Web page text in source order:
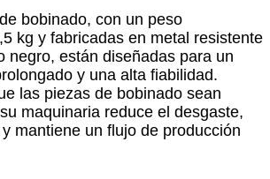
bobinado, con un peso
kg y fabricadas en metal resistente
negro, están diseñadas para un
y una alta fiabilidad.
las piezas de bobinado sean
maquinaria reduce el desgaste,
mantiene un flujo de producción